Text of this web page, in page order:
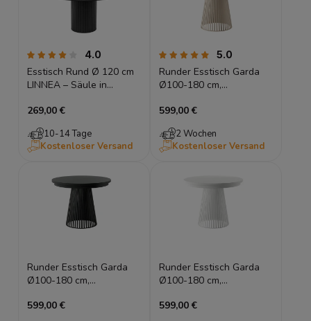
4.0
Esstisch Rund Ø 120 cm
LINNEA – Säule in
Schwarz Matt
269,00 €
10-14 Tage
Kostenloser Versand
5.0
Runder Esstisch Garda
Ø100-180 cm,
(Kaschmir), Lamellen-
Optik
599,00 €
2 Wochen
Kostenloser Versand
Runder Esstisch Garda
Ø100-180 cm,
(Schwarz), Lamellen-
599,00 €
Runder Esstisch Garda
Ø100-180 cm,
(Weiß), Lamellen-Optik
599,00 €